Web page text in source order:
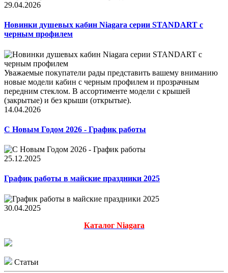
29.04.2026
Новинки душевых кабин Niagara серии STANDART с
черным профилем
Уважаемые покупатели рады представить вашему вниманию
новые модели кабин с черным профилем и прозрачным
передним стеклом. В ассортименте модели с крышей
(закрытые) и без крыши (открытые).
14.04.2026
С Новым Годом 2026 - График работы
25.12.2025
График работы в майские праздники 2025
30.04.2025
Каталог Niagara
Статьи